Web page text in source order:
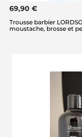
69,90 €
Trousse barbier
moustache, brosse et